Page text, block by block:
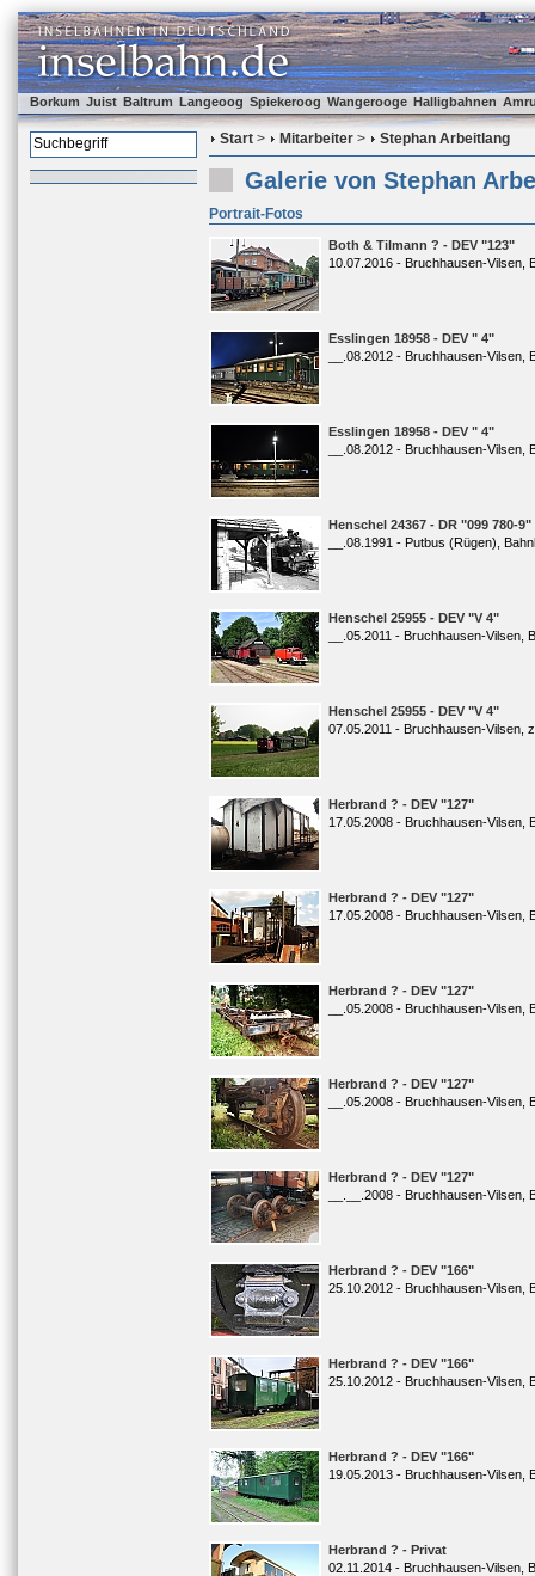
Borkum Juist Baltrum Langeoog Spiekeroog Wangerooge Halligbahnen
Start > Mitarbeiter > Stephan Arbeitlang
Galerie von Stephan
Portrait-Fotos
Both & Tilmann ? - DEV "123"
10.07.2016 - Bruchhausen-Vilsen,
Esslingen 18958 - DEV " 4"
__.08.2012 - Bruchhausen-Vilsen,
Esslingen 18958 - DEV " 4"
__.08.2012 - Bruchhausen-Vilsen,
Henschel 24367 - DR "099 780-9"
__.08.1991 - Putbus (Rügen),
Henschel 25955 - DEV "V 4"
__.05.2011 - Bruchhausen-Vilsen,
Henschel 25955 - DEV "V 4"
07.05.2011 - Bruchhausen-Vilsen,
Herbrand ? - DEV "127"
17.05.2008 - Bruchhausen-Vilsen,
Herbrand ? - DEV "127"
17.05.2008 - Bruchhausen-Vilsen,
Herbrand ? - DEV "127"
__.05.2008 - Bruchhausen-Vilsen,
Herbrand ? - DEV "127"
__.05.2008 - Bruchhausen-Vilsen,
Herbrand ? - DEV "127"
__.__.2008 - Bruchhausen-Vilsen,
Herbrand ? - DEV "166"
25.10.2012 - Bruchhausen-Vilsen,
Herbrand ? - DEV "166"
25.10.2012 - Bruchhausen-Vilsen,
Herbrand ? - DEV "166"
19.05.2013 - Bruchhausen-Vilsen,
Herbrand ? - Privat
02.11.2014 - Bruchhausen-Vilsen,